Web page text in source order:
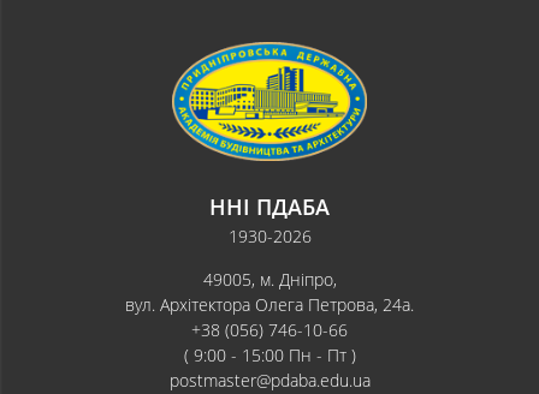
ННІ ПДАБА
1930-2026
49005, м. Дніпро,
вул. Архітектора Олега Петрова, 24а.
+38 (056) 746-10-66
( 9:00 - 15:00 Пн - Пт )
postmaster@pdaba.edu.ua